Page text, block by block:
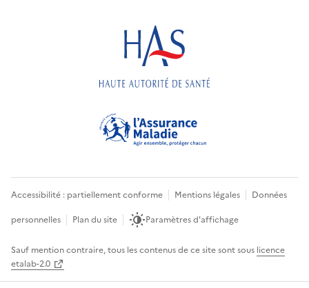
Accessibilité : partiellement conforme Mentions légales
Données
personnelles
Plan du site Paramètres d'affichage
Sauf mention contraire, tous les contenus de ce site sont sous licence
etalab-2.0